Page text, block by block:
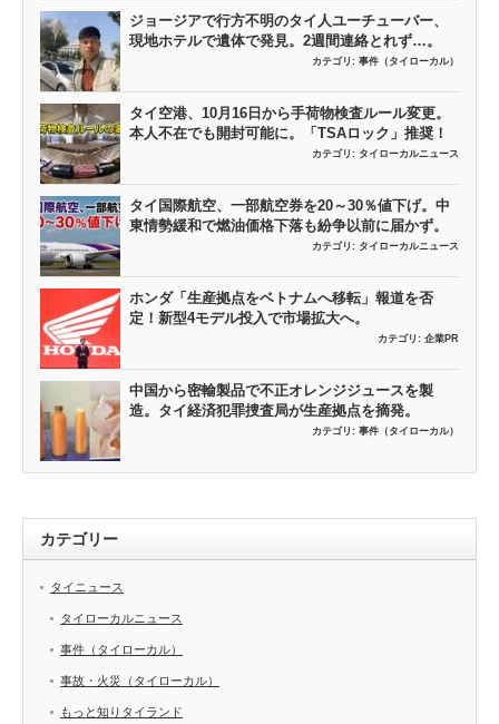
ジョージアで行方不明のタイ人ユーチューバー、
現地ホテルで遺体で発見。2週間連絡とれず…。
カテゴリ: 事件（タイローカル）
タイ空港、10月16日から手荷物検査ルール変更。
本人不在でも開封可能に。「TSAロック」推奨！
カテゴリ: タイローカルニュース
タイ国際航空、一部航空券を20～30％値下げ。中
東情勢緩和で燃油価格下落も紛争以前に届かず。
カテゴリ: タイローカルニュース
ホンダ「生産拠点をベトナムへ移転」報道を否
定！新型4モデル投入で市場拡大へ。
カテゴリ: 企業PR
中国から密輸製品で不正オレンジジュースを製
造。タイ経済犯罪捜査局が生産拠点を摘発。
カテゴリ: 事件（タイローカル）
カテゴリー
タイニュース
タイローカルニュース
事件（タイローカル）
事故・火災（タイローカル）
もっと知りタイランド